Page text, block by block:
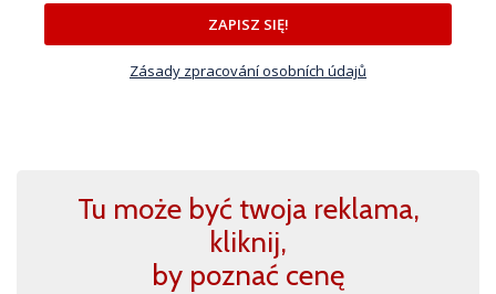
ZAPISZ SIĘ!
Zásady zpracování osobních údajů
Tu może być twoja reklama,
kliknij,
by poznać cenę